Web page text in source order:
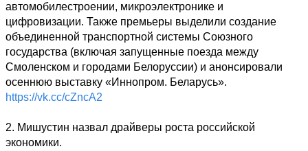
автомобилестроении, микроэлектронике и
цифровизации. Также премьеры выделили создание
объединенной транспортной системы Союзного
государства (включая запущенные поезда между
Смоленском и городами Белоруссии) и анонсировали
https://vk.cc/cZncA2
2. Мишустин назвал драйверы роста российской
экономики.